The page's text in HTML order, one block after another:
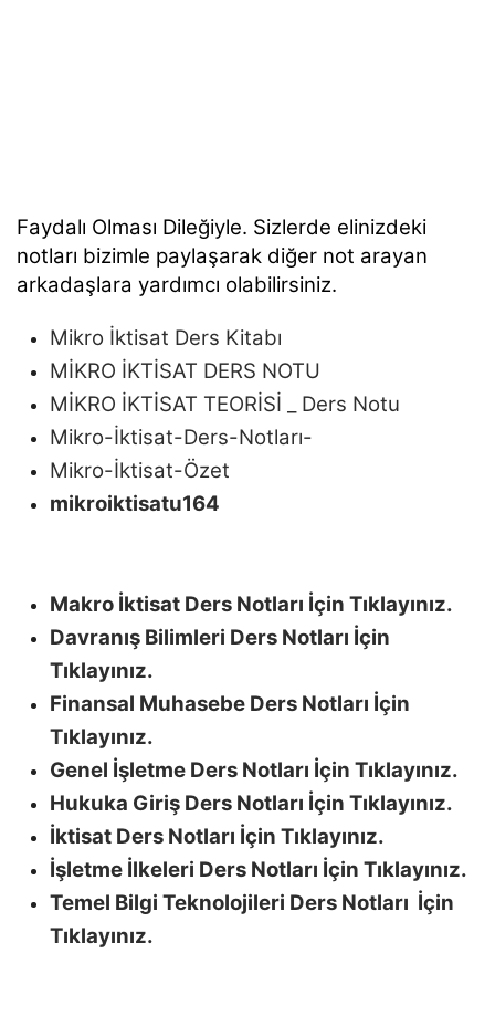
Faydalı Olması Dileğiyle. Sizlerde elinizdeki
notları bizimle paylaşarak diğer not arayan
arkadaşlara yardımcı olabilirsiniz.
Mikro İktisat Ders Kitabı
MİKRO İKTİSAT DERS NOTU
MİKRO İKTİSAT TEORİSİ _ Ders Notu
Mikro-İktisat-Ders-Notları-
Mikro-İktisat-Özet
mikroiktisatu164
Makro İktisat Ders Notları İçin Tıklayınız.
Davranış Bilimleri Ders Notları İçin
Tıklayınız.
Finansal Muhasebe Ders Notları İçin
Tıklayınız.
Genel İşletme Ders Notları İçin Tıklayınız.
Hukuka Giriş Ders Notları İçin Tıklayınız.
İktisat Ders Notları İçin Tıklayınız.
İşletme İlkeleri Ders Notları İçin Tıklayınız.
Temel Bilgi Teknolojileri Ders Notları İçin
Tıklayınız.